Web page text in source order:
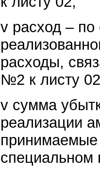
v расход – по
расходы,
№2 к листу
v сумма
реализации
принимаемые
специальном